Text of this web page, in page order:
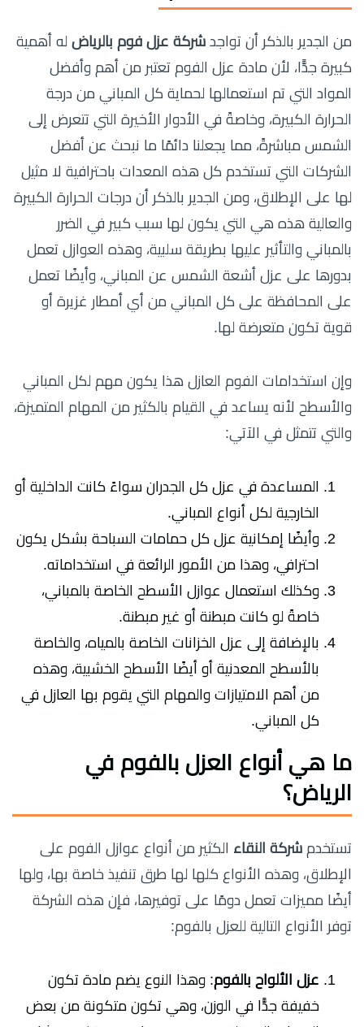
من الجدير بالذكر أن تواجد شركة عزل فوم بالرياض له أهمية
كبيرة جدًّا، لأن مادة عزل الفوم تعتبر من أهم وأفضل
المواد التي تم استعمالها لحماية كل المباني من درجة
الحرارة الكبيرة، وخاصةً في الأدوار الأخيرة التي تتعرض إلى
الشمس مباشرةً، مما يجعلنا دائمًا ما نبحث عن أفضل
الشركات التي تستخدم كل هذه المعدات باحترافية لا مثيل
لها على الإطلاق، ومن الجدير بالذكر أن درجات الحرارة الكبيرة
والعالية هذه هي التي يكون لها سبب كبير في الضرر
بالمباني والتأثير عليها بطريقة سلبية، وهذه العوازل تعمل
بدورها على عزل أشعة الشمس عن المباني، وأيضًا تعمل
على المحافظة على كل المباني من أي أمطار غزيرة أو
قوية تكون متعرضة لها.
وإن استخدامات الفوم العازل هذا يكون مهم لكل المباني
والأسطح لأنه يساعد في القيام بالكثير من المهام المتميزة،
والتي تتمثل في الآتي:
المساعدة في عزل كل الجدران سواءً كانت الداخلية أو
الخارجية لكل أنواع المباني.
وأيضًا إمكانية عزل كل حمامات السباحة بشكل يكون
احترافي، وهذا من الأمور الرائعة في استخداماته.
وكذلك استعمال عوازل الأسطح الخاصة بالمباني،
خاصةً لو كانت مبطنة أو غير مبطنة.
بالإضافة إلى عزل الخزانات الخاصة بالمياه، والخاصة
بالأسطح المعدنية أو أيضًا الأسطح الخشبية، وهذه
من أهم الامتيازات والمهام التي يقوم بها العازل في
كل المباني.
ما هي أنواع العزل بالفوم في
الرياض؟
تستخدم شركة النقاء الكثير من أنواع عوازل الفوم على
الإطلاق، وهذه الأنواع كلها لها طرق تنفيذ خاصة بها، ولها
أيضًا مميزات تعمل دومًا على توفيرها، فإن هذه الشركة
توفر الأنواع التالية للعزل بالفوم:
عزل الألواح بالفوم: وهذا النوع يضم مادة تكون
خفيفة جدًّا في الوزن، وهي تكون متكونة من بعض